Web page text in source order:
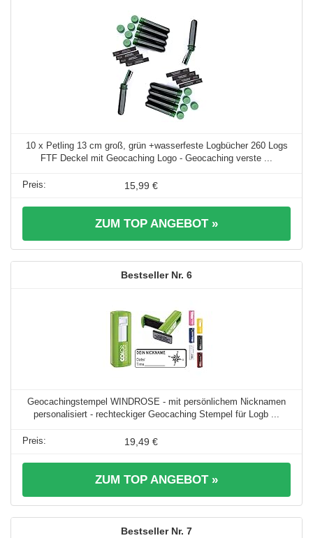
10 x Petling 13 cm groß, grün +wasserfeste Logbücher 260 Logs
FTF Deckel mit Geocaching Logo - Geocaching verste ...
15,99 €
ZUM TOP ANGEBOT »
6
Geocachingstempel WINDROSE - mit persönlichem Nicknamen
personalisiert - rechteckiger Geocaching Stempel für Logb ...
19,49 €
ZUM TOP ANGEBOT »
7